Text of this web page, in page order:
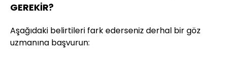
GEREKİR?
Aşağıdaki belirtileri fark ederseniz derhal bir göz
uzmanına başvurun: